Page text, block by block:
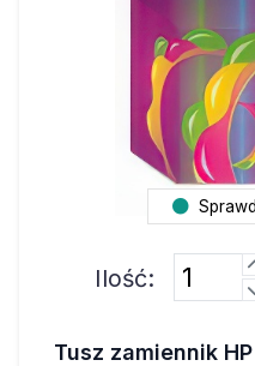
Ilość:
Tusz zamiennik